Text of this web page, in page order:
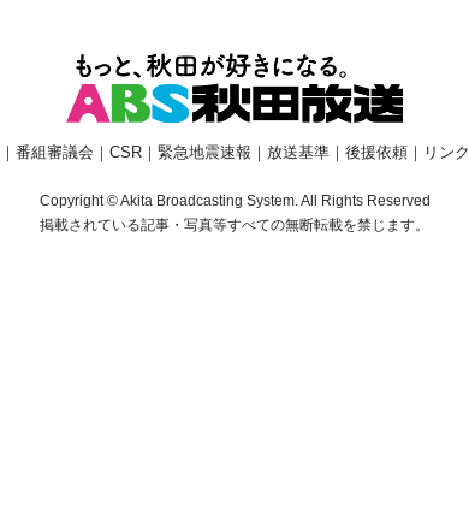
｜ 番組審議会 ｜ CSR｜ 緊急地震速報 ｜ 放送基準｜ 後援依頼｜ リンク
Copyright © Akita Broadcasting System. All Rights Reserved
掲載されている記事・写真等すべての無断転載を禁じます。